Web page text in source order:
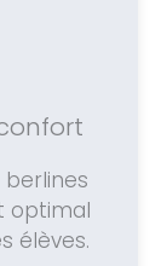
berlines
optimal
élèves.